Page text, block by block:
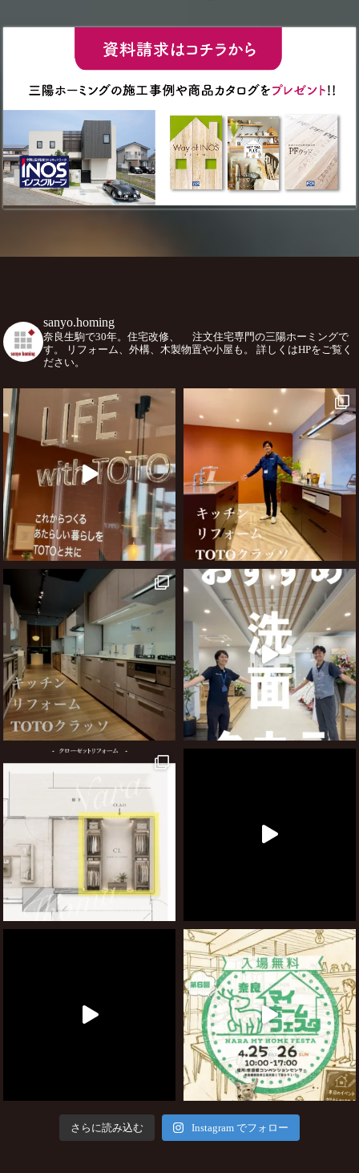
sanyo.homing
奈良生駒で30年。住宅改修、
注文住宅専門の三陽ホーミングで
す。
リフォーム、外構、木製物置や小屋も。
詳しくはHPをご覧く
ださい。
さらに読み込む Instagram でフォロー